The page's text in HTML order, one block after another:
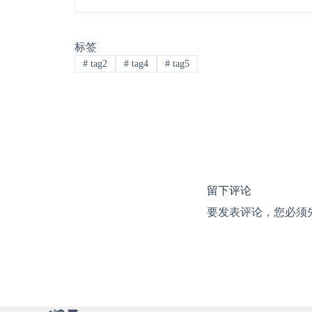
标签
# tag2 #tag4 #tag5
留下评论
要发表评论，您必须